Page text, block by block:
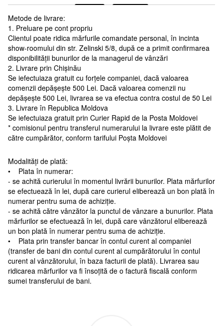
Metode de livrare:
1. Preluare pe cont propriu
Clientul poate ridica mărfurile comandate personal, în incinta
show-roomului din str. Zelinski 5/8, după ce a primit confirmarea
disponibilității bunurilor de la managerul de vânzări
2. Livrare prin Chișinău
Se iefectuiaza gratuit cu forțele companiei, dacă valoarea
comenzii depășește 500 Lei. Dacă valoarea comenzii nu
depășește 500 Lei, livrarea se va efectua contra costul de 50 Lei
3. Livrare în Republica Moldova
Se iefectuiaza gratuit prin Curier Rapid de la Posta Moldovei
* comisionul pentru transferul numerarului la livrare este plătit de
către cumpărător, conform tarifului Poșta Moldovei
Modalități de plată:
• Plata în numerar:
- se achită curierului în momentul livrării bunurilor. Plata mărfurilor
se efectuează în lei, după care curierul eliberează un bon plată în
numerar pentru suma de achiziție.
- se achită către vânzător la punctul de vânzare a bunurilor. Plata
mărfurilor se efectuează în lei, după care vânzătorul eliberează
un bon plată în numerar pentru suma de achiziție.
• Plata prin transfer bancar în contul curent al companiei
(transfer de bani din contul curent al cumpărătorului în contul
curent al vânzătorului, în baza facturii de plată). Livrarea sau
ridicarea mărfurilor va fi însoțită de o factură fiscală conform
sumei transferului de bani.